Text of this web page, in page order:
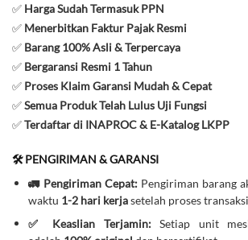
✅ Harga Sudah Termasuk PPN
✅ Menerbitkan Faktur Pajak Resmi
✅ Barang 100% Asli & Terpercaya
✅ Bergaransi Resmi 1 Tahun
✅ Proses Klaim Garansi Mudah & Cepat
✅Semua Produk Telah Lulus Uji Fungsi
✅Terdaftar di INAPROC & E-Katalog LKPP
🛠️ PENGIRIMAN & GARANSI
🚛 Pengiriman Cepat:Pengiriman barang
waktu 1-2 hari kerjasetelah proses
✅ Keaslian Terjamin:Setiap unit